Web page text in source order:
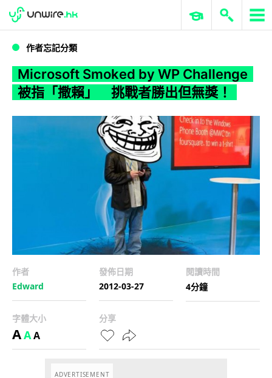
WWDC 2026 ERP 與商業 AI
作者忘記分類
Microsoft Smoked by WP Challenge
被指「撒賴」 挑戰者勝出但無獎！
作者
Edward
發佈日期
2012-03-27
閱讀時間
4分鐘
字體大小
AAA
分享
ADVERTISEMENT